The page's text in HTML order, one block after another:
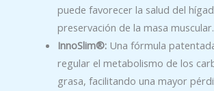
puede favorecer la salud del
preservación de la masa muscular.
InnoSlim®:Una fórmula
regular el metabolismo de los
grasa, facilitando una mayor